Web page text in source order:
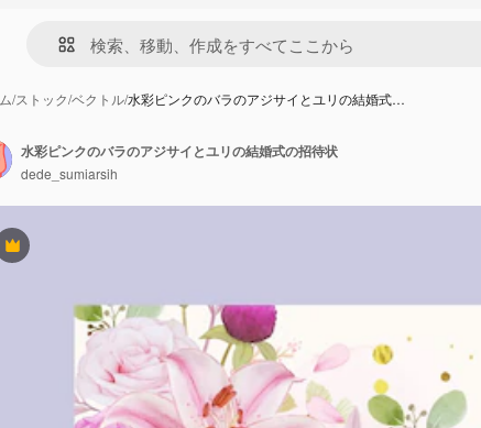
/ストック/ベクトル/水彩ピンクのバラのアジサイとユリの結婚式…
Premium
水彩ピンクのバラのアジサイとユリの結婚式の招待状
dede_sumiarsih